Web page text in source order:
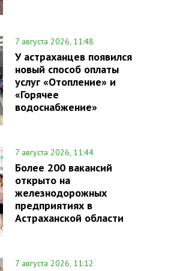
7 августа 2026, 11:48
У астраханцев появился
новый способ оплаты
услуг «Отопление» и
«Горячее
водоснабжение»
7 августа 2026, 11:44
Более 200 вакансий
открыто на
железнодорожных
предприятиях в
Астраханской области
7 августа 2026, 11:12